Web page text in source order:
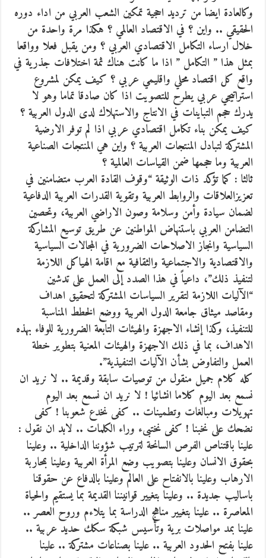
وكالعادة ايضا من ترديد احجية تمكين الشعب العربي من اداء دوره
الحقيقي .. واين ؟ في الاقتصاد العالمي ؟ هكذا مرة واحدة من
خلال ارساء التكامل الاقتصادي العربي ؟ ومن يقبل فعلا وواقعا
بمثل هذا ” التكامل ” اذا ما كانت هناك ثمة اختلافات جذرية في
واقع كل اقتصاد محلي واقليمي عربي ؟ كيف يمكن لمشروع
استراتيجي عربي يطرح للتصويت اذا كان صادقا تماما وهو لا
يدرك حجم التباينات في الانتاج والاستهلاك لدى الدول العربية ؟
كيف يمكن بناء تكامل اقتصادي عربي اذا لم توفر الارضية
المشتركة لتبادل المنتجات العربية ؟ واين هي المنتجات الصناعية
العربية وما حجمها ضمن القياسات العالمية ؟
ثالثا : كما تؤكد ذات الوثيقة “وقوف القادة العرب متضامنين في
تعزيزالعلاقات والروابط العربية وتقوية القدرات العربية الدفاعية
لضمان سيادة وأمن وسلامة وصون الاراضي العربية، وتحصين
التضامن العربي باستنهاض المواطنين عن طريق توسيع المشاركة
السياسية وانجاز الاصلاحات الضرورية في المجالات السياسية
والاقتصادية والاجتماعية والثقافية مع اقامة الهياكل اللازمة
لتنفيذ ذلك”، داعياً في هذا الصدد إلى العمل على تدشين
“الآليات اللازمة لتقرير السياسات المشتركة لتحقيق اهداف
ومقاصد ميثاق جامعة الدول العربية ووضع الخطط المناسبة
للتنفيذ، وكذا إنشاء الاجهزة والهيئات التابعة الضرورية للوفاء بهذه
الاهداف، بما في ذلك الاجهزة والهيئات المعنية بتطوير خطة
العمل والتفاوض بشأن الآليات التنفيذية”.
كله كلام جميل منقول من توصيات سابقة وقديمة .. لا نريد ان
نسمع بعد اليوم كلاما انشائيا ! لا نريد ان نسمع بعد اليوم
تهويلات ومبالغات وتطمينات .. كفى نخدع شعوبنا ! كفى
نضحك على نخبنا ! كفى نختبىء وراء الكلمات .. لابد ان نقول :
علينا باقتناص الفرص السانحة لترتيب شؤوننا الداخلية .. وعلينا
بحقوق الانسان وعلينا بتصويب وضع المرأة العربية وعلينا بمحاربة
الارهاب وعلينا بالانفتاح على العالم وعلينا بالدفاع عن حقوقنا
باساليب جديدة .. وعلينا بتغيير قوانيننا القديمة بما يستقيم والحياة
المعاصرة .. علينا بتغيير مناهج الدراسة بما يتلاءم وروح العصر ..
علينا بمد مواصلات برية وتأسيس شبكة سكك حديد عربية ..
علينا بفتح الحدود العربية .. علينا بصناعات مشتركة .. علينا